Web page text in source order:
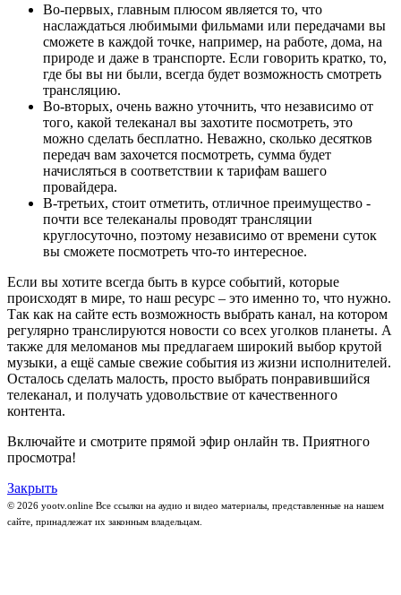
Во-первых, главным плюсом является то, что
наслаждаться любимыми фильмами или передачами вы
сможете в каждой точке, например, на работе, дома, на
природе и даже в транспорте. Если говорить кратко, то,
где бы вы ни были, всегда будет возможность смотреть
трансляцию.
Во-вторых, очень важно уточнить, что независимо от
того, какой телеканал вы захотите посмотреть, это
можно сделать бесплатно. Неважно, сколько десятков
передач вам захочется посмотреть, сумма будет
начисляться в соответствии к тарифам вашего
провайдера.
В-третьих, стоит отметить, отличное преимущество -
почти все телеканалы проводят трансляции
круглосуточно, поэтому независимо от времени суток
вы сможете посмотреть что-то интересное.
Если вы хотите всегда быть в курсе событий, которые
происходят в мире, то наш ресурс – это именно то, что нужно.
Так как на сайте есть возможность выбрать канал, на котором
регулярно транслируются новости со всех уголков планеты. А
также для меломанов мы предлагаем широкий выбор крутой
музыки, а ещё самые свежие события из жизни исполнителей.
Осталось сделать малость, просто выбрать понравившийся
телеканал, и получать удовольствие от качественного
контента.
Включайте и смотрите прямой эфир онлайн тв. Приятного
просмотра!
Закрыть
© 2026 yootv.online Все ссылки на аудио и видео материалы, представленные на нашем
сайте, принадлежат их законным владельцам.